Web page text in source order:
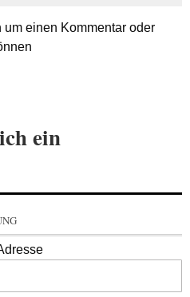
einen Kommentar oder
ein